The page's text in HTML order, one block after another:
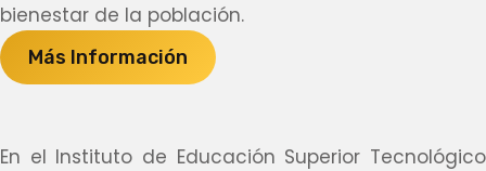
bienestar de la población.
Más Información
En el Instituto de Educación Superior Tecnológico